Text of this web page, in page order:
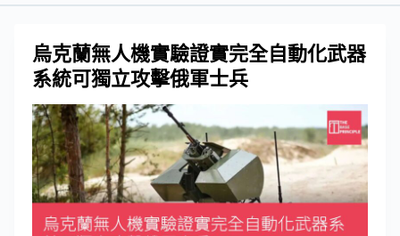
烏克蘭無人機實驗證實完全自動化武器
系統可獨立攻擊俄軍士兵